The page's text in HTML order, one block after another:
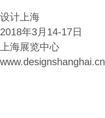
设计上海
2018年3月14-17日
上海展览中心
www.designshanghai.cn